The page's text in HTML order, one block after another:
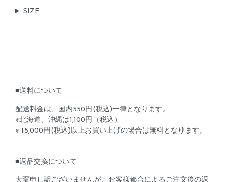
SIZE
■送料について
配送料金は、国内550円(税込)一律となります。
※北海道、沖縄は1,100円（税込）
※ 15,000円(税込)以上お買い上げの場合は無料となります。
■返品交換について
大変申し訳ございませんが、お客様都合によるご注文後の返